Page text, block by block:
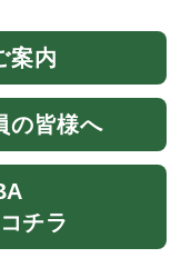
案内
の皆様へ
チラ